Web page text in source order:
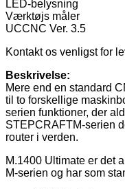
LED-belysning
Værktøjs måler
UCCNC Ver. 3.5
Kontakt os venligst for
Beskrivelse:
Mere end en standard
til to forskellige
serien funktioner, der
STEPCRAFTM-serien
router i verden.
M.1400 Ultimate er det
M-serien og har som